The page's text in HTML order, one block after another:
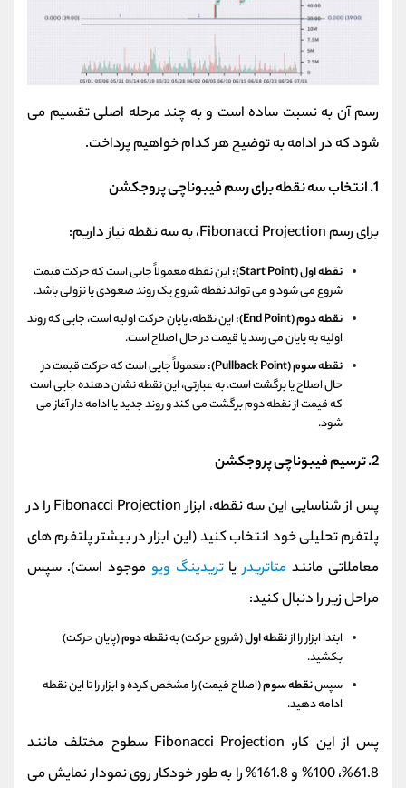
رسم آن به نسبت ساده است و به چند مرحله اصلی تقسیم می‌
شود که در ادامه به توضیح هر کدام خواهیم پرداخت.
1. انتخاب سه نقطه برای رسم فیبوناچی پروجکشن
برای رسم Fibonacci Projection، به سه نقطه نیاز داریم:
نقطه اول (Start Point):
این نقطه معمولاً جایی است که حرکت قیمت
شروع می‌ شود و می‌ تواند نقطه شروع یک روند صعودی یا نزولی باشد.
نقطه دوم (End Point):
این نقطه، پایان حرکت اولیه است، جایی که روند
اولیه به پایان می‌ رسد یا قیمت در حال اصلاح است.
نقطه سوم (Pullback Point):
معمولاً جایی است که حرکت قیمت در
حال اصلاح یا برگشت است. به عبارتی، این نقطه نشان‌ دهنده جایی است
که قیمت از نقطه دوم برگشت می‌ کند و روند جدید یا ادامه‌ دار آغاز می‌
شود.
2. ترسیم فیبوناچی پروجکشن
پس از شناسایی این سه نقطه، ابزار Fibonacci Projection را در
پلتفرم تحلیلی خود انتخاب کنید (این ابزار در بیشتر پلتفرم‌ های
معاملاتی مانند متاتریدریاتریدینگ‌ ویو موجود است). سپس
مراحل زیر را دنبال کنید:
ابتدا ابزار را ازنقطه اول(شروع حرکت) بهنقطه دوم(پایان حرکت)
بکشید.
سپسنقطه سوم(اصلاح قیمت) را مشخص کرده و ابزار را تا این نقطه
ادامه دهید.
پس از این کار، Fibonacci Projection سطوح مختلف مانند
61.8%، 100% و 161.8% را به طور خودکار روی نمودار نمایش می‌